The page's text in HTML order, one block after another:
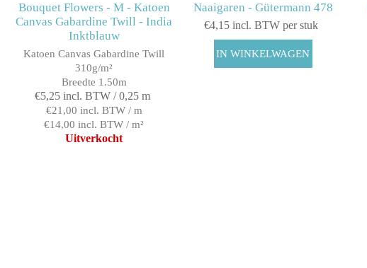
Bouquet Flowers - M - Katoen
Canvas Gabardine Twill - India
Inktblauw
Katoen Canvas Gabardine Twill
310g/m²
Breedte 1.50m
€5,25 incl. BTW / 0,25 m
€21,00 incl. BTW / m
€14,00 incl. BTW / m²
Uitverkocht
Naaigaren - Gütermann 478
€4,15 incl. BTW per stuk